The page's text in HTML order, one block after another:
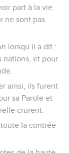
part à la vie
ne sont pas
lorsqu’il a dit :
nations, et pour
ainsi, ils furent
sa Parole et
crurent.
la contrée